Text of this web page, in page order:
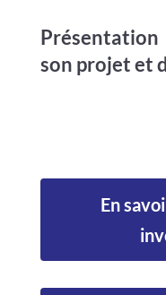
son projet et
En